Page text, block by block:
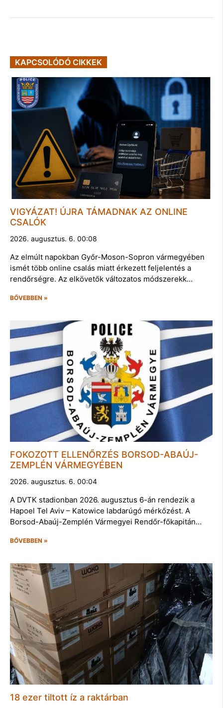
KAPCSOLÓDÓ CIKKEK
VIGYÁZAT! ÚJRA TÁMADNAK AZ ONLINE
CSALÓK
2026. augusztus. 6. 00:08
Az elmúlt napokban Győr-Moson-Sopron vármegyében
ismét több online csalás miatt érkezett feljelentés a
rendőrségre. Az elkövetők változatos módszerekk…
BŐVEBBEN »
FOKOZOTT ELLENŐRZÉS BORSOD-ABAÚJ-
ZEMPLÉN VÁRMEGYÉBEN
2026. augusztus. 6. 00:04
A DVTK stadionban 2026. augusztus 6-án rendezik a
Hapoel Tel Aviv – Katowice labdarúgó mérkőzést. A
Borsod-Abaúj-Zemplén Vármegyei Rendőr-főkapitán…
BŐVEBBEN »
18 ezer tiltott íz a raktárban